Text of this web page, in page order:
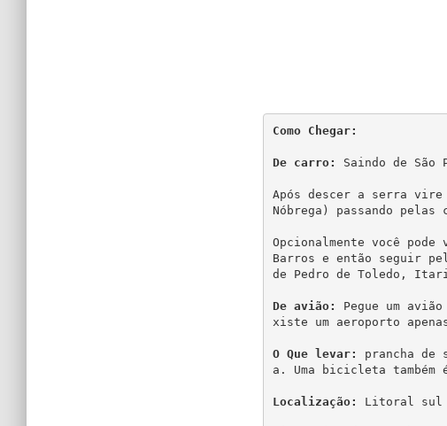
Como Chegar:
De carro: Saindo de
Após descer a serra vire
Nóbrega) passando pelas
Opcionalmente você
Barros e então seguir
de Pedro de Toledo,
De avião:
Pegue um
xiste um aeroporto
O Que levar:
prancha de
a. Uma bicicleta também
Localização: Litoral sul